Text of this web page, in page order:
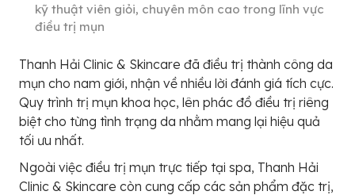
kỹ thuật viên giỏi, chuyên môn cao trong lĩnh vực
điều trị mụn
Thanh Hải Clinic & Skincare đã điều trị thành công da
mụn cho nam giới, nhận về nhiều lời đánh giá tích cực.
Quy trình trị mụn khoa học, lên phác đồ điều trị riêng
biệt cho từng tình trạng da nhằm mang lại hiệu quả
tối ưu nhất.
Ngoài việc điều trị mụn trực tiếp tại spa, Thanh Hải
Clinic & Skincare còn cung cấp các sản phẩm đặc trị,